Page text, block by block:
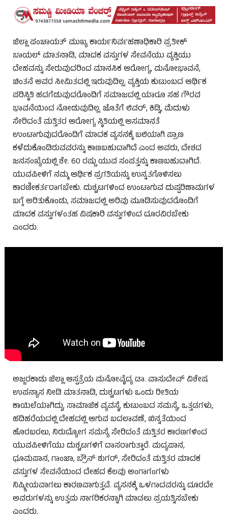
ಜಿಲ್ಲಾ ಪಂಚಾಯತ್ ಮುಖ್ಯ ಕಾರ್ಯನಿರ್ವಹಣಾಧಿಕಾರಿ ಪ್ರತೀಕ್
ಬಾಯಲ್ ಮಾತನಾಡಿ, ಮಾದಕ ವಸ್ತುಗಳ ಸೇವನೆಯು ವ್ಯಕ್ತಿಯು
ದೇಹವನ್ನು ಸೇರುವುದರಿಂದ ಮಾನಸಿಕ ಆರೋಗ್ಯ, ಮನೋಭಾವನೆ,
ಚಿಂತನೆ ಅವರ ಸೀಮಿತದಲ್ಲಿ ಇರುವುದಿಲ್ಲ. ವ್ಯಕ್ತಿಯ ಕುಟುಂಬದ ಆರ್ಥಿಕ
ಪರಿಸ್ಥಿತಿ ಹದಗೆಡುವುದರೊಂದಿಗೆ ಸಮಾಜದಲ್ಲಿ ಯಾರೂ ಸಹ ಗೌರವ
ಭಾವನೆಯಿಂದ ನೋಡುವುದಿಲ್ಲ. ಜೊತೆಗೆ ಲಿವರ್, ಕಿಡ್ನಿ, ಮೆದುಳು
ಸೇರಿದಂತೆ ಮತ್ತಿತರ ಆರೋಗ್ಯ ಸ್ಥಿತಿಯಲ್ಲಿ ಅಸಮಾನತೆ
ಉಂಟಾಗುವುದರೊಂದಿಗೆ ಮಾದಕ ವ್ಯಸನಕ್ಕೆ ಬಲಿಯಾಗಿ ಪ್ರಾಣ
ಕಳೆದುಕೊಂಡಿರುವವರನ್ನು ಕಾಣಬಹುದಾಗಿದೆ ಎಂದ ಅವರು, ದೇಶದ
ಜನಸಂಖ್ಯೆಯಲ್ಲಿ ಶೇ. 60 ರಷ್ಟು ಯುವ ಸಂಪತ್ತನ್ನು ಕಾಣಬಹುದಾಗಿದೆ.
ಯುವಪೀಳಿಗೆ ನಮ್ಮ ಆರ್ಥಿಕ ಪ್ರಗತಿಯನ್ನು ಉನ್ನತಗೊಳಿಸಲು
ಕಾರಣೀಕರ್ತರಾಗಬೇಕು. ದುಶ್ಚಟಗಳಿಂದ ಉಂಟಾಗುವ ದುಷ್ಪರಿಣಾಮಗಳ
ಬಗ್ಗೆ ಅರಿತುಕೊಂಡು, ಸಮಾಜದಲ್ಲಿ ಅರಿವು ಮೂಡಿಸುವುದರೊಂದಿಗೆ
ಮಾದಕ ವಸ್ತುಗಳಂತಹ ವಿಷಕಾರಿ ವಸ್ತುಗಳಿಂದ ದೂರವಿರಬೇಕು
ಎಂದರು.
ಅಜ್ಜರಕಾಡು ಜಿಲ್ಲಾ ಆಸ್ಪತ್ರೆಯ ಮನೋವೈದ್ಯ ಡಾ. ವಾಸುದೇವ್ ವಿಶೇಷ
ಉಪನ್ಯಾಸ ನೀಡಿ ಮಾತನಾಡಿ, ದುಶ್ಚಟಗಳು ಒಂದು ರೀತಿಯ
ಕಾಯಿಲೆಯಾಗಿದ್ದು, ಸಾಮಾಜಿಕ ವ್ಯವಸ್ಥೆ, ಕುಟುಂಬದ ಸಮಸ್ಯೆ, ಒತ್ತಡಗಳು,
ಹದಿಹರೆಯದಲ್ಲಿ ದೇಹದಲ್ಲಿ ಆಗುವ ಬದಲಾವಣೆ, ಖಿನ್ನತೆಯಿಂದ
ಹೊರಬರಲು, ನಿರುದ್ಯೋಗ ಸಮಸ್ಯೆ ಸೇರಿದಂತೆ ಮತ್ತಿತರ ಕಾರಣಗಳಿಂದ
ಯುವಪೀಳಿಗೆಯು ದುಶ್ಚಟಗಳಿಗೆ ದಾಸರಾಗುತ್ತಾರೆ. ಮದ್ಯಪಾನ,
ಧೂಮಪಾನ, ಗಾಂಜಾ, ಬ್ರೌನ್ ಶುಗರ್, ಸೇರಿದಂತೆ ಮತ್ತಿತರ ಮಾದಕ
ವಸ್ತುಗಳ ಸೇವನೆಯಿಂದ ದೇಹದ ಕೆಲವು ಅಂಗಾಗಂಗಳು
ನಿಷ್ಕ್ರೀಯವಾಗಲು ಕಾರಣವಾಗುತ್ತವೆ. ವ್ಯಸನಕ್ಕೆ ಒಳಗಾದವರನ್ನು ದೂರದೇ
ಅವರುಗಳನ್ನು ಉತ್ತಮ ನಾಗರಿಕರನ್ನಾಗಿ ಮಾಡಲು ಪ್ರಯತ್ನಿಸಬೇಕು
ಎಂದರು.